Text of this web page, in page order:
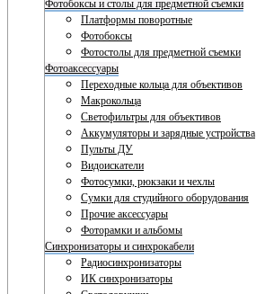
Фотобоксы и столы для предметной съемки
Платформы поворотные
Фотобоксы
Фотостолы для предметной съемки
Фотоаксессуары
Переходные кольца для объективов
Макрокольца
Светофильтры для объективов
Аккумуляторы и зарядные устройства
Пульты ДУ
Видоискатели
Фотосумки, рюкзаки и чехлы
Сумки для студийного оборудования
Прочие аксессуары
Фоторамки и альбомы
Синхронизаторы и синхрокабели
Радиосинхронизаторы
ИК синхронизаторы